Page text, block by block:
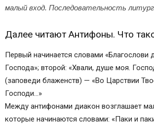
малый вход. Последовательность
Далее читают Антифоны. Что
Первый начинается словами «Благослови
Господа»; второй: «Хвали, душе моя.
(заповеди блаженств) — «Во Царствии
Господи…»
Между антифонами диакон возглашает
которые начинаются словами: «Паки и